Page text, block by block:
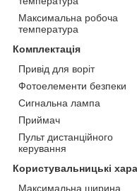
Максимальна робоча
температура
Комплектація
Привід для воріт
Фотоелементи безпеки
Сигнальна лампа
Приймач
Пульт дистанційного
керування
Користувальницькі
Максимальна ширина